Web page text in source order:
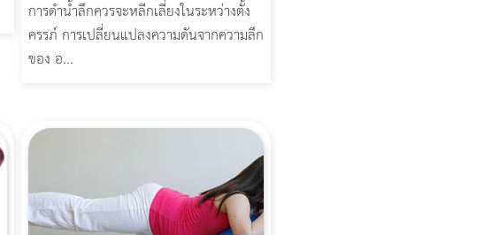
การดำน้ำลึกควรจะหลีกเลี่ยงในระหว่างตั้ง
ครรภ์ การเปลี่ยนแปลงความดันจากความลึก
ของ อ...